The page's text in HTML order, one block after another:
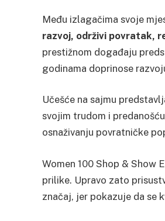
Među izlagačima svoje
razvoj, održivi povratak,
prestižnom događaju
godinama doprinose
Učešće na sajmu
svojim trudom i
osnaživanju povratničke
Women 100 Shop & Show
prilike. Upravo zato
značaj, jer pokazuje da se